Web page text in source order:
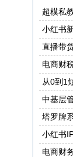
超模私
练营（
小红书
程，每
小白轻
直播带
型主播
带货全
电商财
老板+
实现低
从0到1
课，跟
能
中基层
塔罗牌
入门到
掌握专
小红书
你做能
电商财